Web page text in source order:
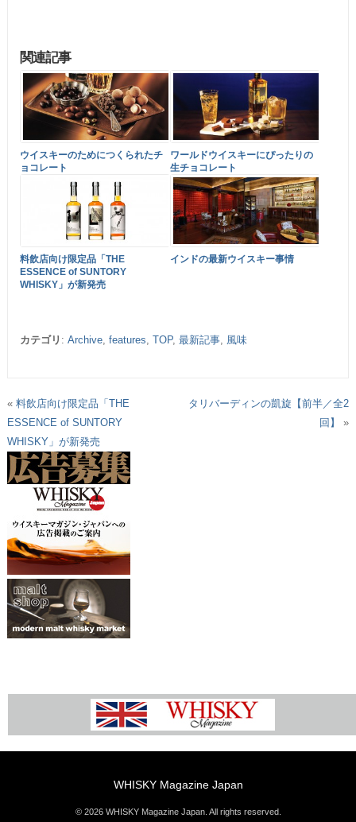
関連記事
ウイスキーのためにつくられたチ
ョコレート
ワールドウイスキーにぴったりの
生チョコレート
料飲店向け限定品「THE
ESSENCE of SUNTORY
WHISKY」が新発売
インドの最新ウイスキー事情
カテゴリ : Archive, features TOP, 最新記事, 風味
« 料飲店向け限定品「THE
ESSENCE of SUNTORY
WHISKY」が新発売
タリバーディンの凱旋【前半／全2
回】
»
WHISKY Magazine Japan
© 2026 WHISKY Magazine Japan. All rights reserved.